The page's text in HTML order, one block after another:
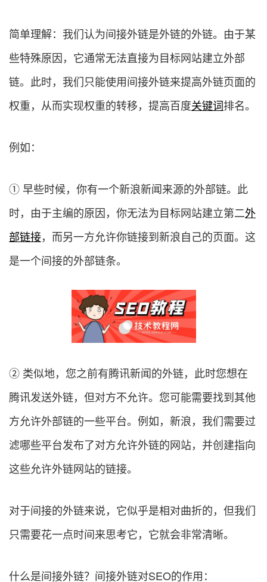
简单理解：我们认为间接外链是外链的外链。由于某
些特殊原因，它通常无法直接为目标网站建立外部
链。此时，我们只能使用间接外链来提高外链页面的
权重，从而实现权重的转移，提高百度关键词排名。
例如：
① 早些时候，你有一个新浪新闻来源的外部链。此
时，由于主编的原因，你无法为目标网站建立第二外
部链接，而另一方允许你链接到新浪自己的页面。这
是一个间接的外部链条。
② 类似地，您之前有腾讯新闻的外链，此时您想在
腾讯发送外链，但对方不允许。您可能需要找到其他
方允许外部链的一些平台。例如，新浪，我们需要过
滤哪些平台发布了对方允许外链的网站，并创建指向
这些允许外链网站的链接。
对于间接的外链来说，它似乎是相对曲折的，但我们
只需要花一点时间来思考它，它就会非常清晰。
什么是间接外链？间接外链对SEO的作用：